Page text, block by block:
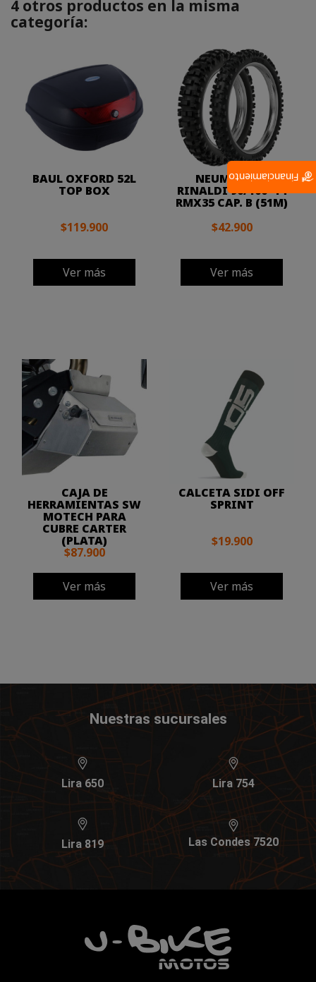
4 otros productos en la misma
categoría:
BAUL OXFORD 52L
TOP BOX
$119.900
Ver más
NEUMÁTICO
RINALDI 90/100*14
RMX35 CAP. B (51M)
$42.900
Ver más
CAJA DE
HERRAMIENTAS SW
MOTECH PARA
CUBRE CARTER
(PLATA)
$87.900
Ver más
CALCETA SIDI OFF
SPRINT
$19.900
Ver más
Nuestras sucursales
Lira 650 Lira 754
Lira 819 Las Condes 7520
Financiamiento